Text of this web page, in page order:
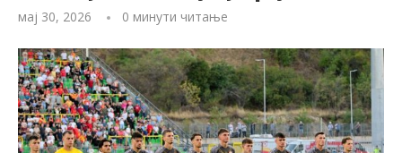
мај 30, 2026 0 минути читање